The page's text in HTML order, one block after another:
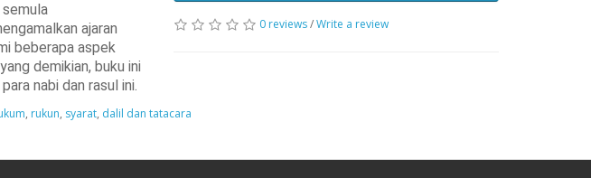
ajaran
beberapa aspek
demikian, buku ini
nabi dan rasul ini.
0 reviews/Write a review
, rukun, syarat, dalil dan tatacara